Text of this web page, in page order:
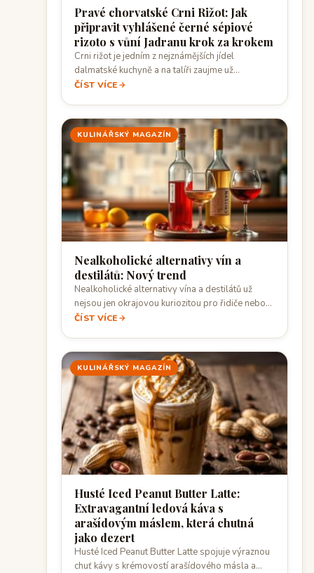
Pravé chorvatské Crni Rižot: Jak
připravit vyhlášené černé sépiové
rizoto s vůní Jadranu krok za krokem
Crni rižot je jedním z nejznámějších jídel
dalmatské kuchyně a na talíři zaujme už…
ČÍST VÍCE
KULINÁŘSKÝ MAGAZÍN
Nealkoholické alternativy vín a
destilátů: Nový trend
Nealkoholické alternativy vína a destilátů už
nejsou jen okrajovou kuriozitou pro řidiče nebo
těhotné…
ČÍST VÍCE
KULINÁŘSKÝ MAGAZÍN
Husté Iced Peanut Butter Latte:
Extravagantní ledová káva s
arašídovým máslem, která chutná
jako dezert
Husté Iced Peanut Butter Latte spojuje výraznou
chuť kávy s krémovostí arašídového másla a…